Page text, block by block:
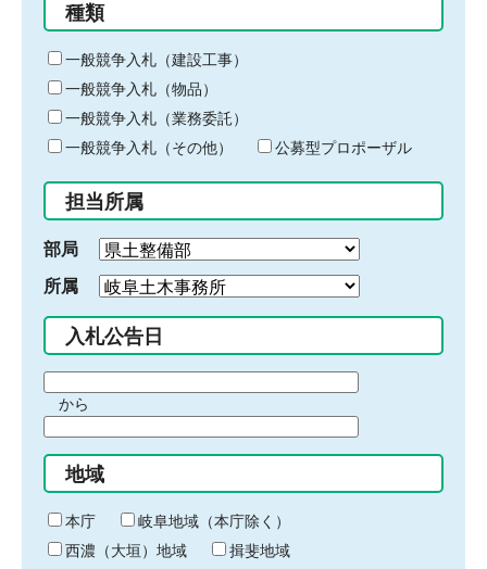
る
キ
ー
ワ
ー
ド
入
力
種類
一般競争入札（建設工事）
一般競争入札（物品）
一般競争入札（業務委託）
一般競争入札（その他）
公募型プロポーザル
担当所属
部局
所属
入札公告日
間
始
り
から
間
終
わ
り
地域
本庁
岐阜地域（本庁除く）
西濃（大垣）地域
揖斐地域